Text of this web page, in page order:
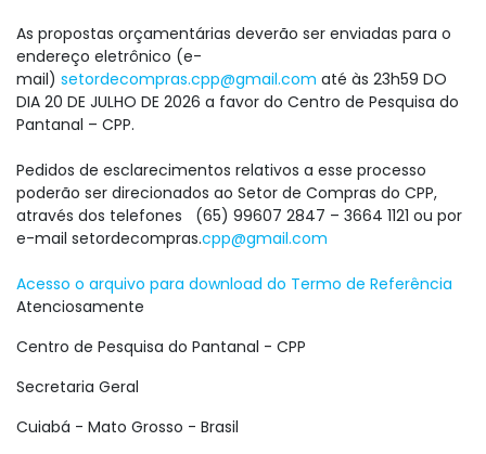
As propostas orçamentárias deverão ser enviadas para o
endereço eletrônico (e-
mail) setordecompras.cpp@gmail.com até às 23h59 DO
DIA 20 DE JULHO DE 2026 a favor do Centro de Pesquisa do
Pantanal – CPP.
Pedidos de esclarecimentos relativos a esse processo
poderão ser direcionados ao Setor de Compras do CPP,
através dos telefones (65) 99607 2847 – 3664 1121 ou por
e-mail setordecompras.cpp@gmail.com
Acesso o arquivo para download do Termo de Referência
Atenciosamente
Centro de Pesquisa do Pantanal - CPP
Secretaria Geral
Cuiabá - Mato Grosso - Brasil